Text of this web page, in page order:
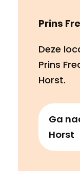
Prins
Deze
Prins
Horst.
Ga
Horst